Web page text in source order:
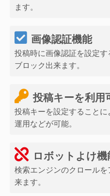
ます。
画像認証機能
投稿時に画像認証を設定
ブロック出来ます。
投稿キーを利用
投稿キーを設定すること
運用などが可能。
ロボットよけ機
検索エンジンのクロール
来ます。